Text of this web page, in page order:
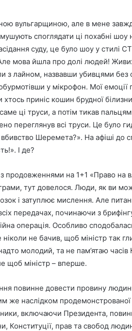
вульгарщиною, але в мене
споглядати ці похабні
суду, це було шоу у стилі
мова йшла про долі людей!
з лайном, назвавши убивцями без
у мікрофон. Мої емоції
приніс кошин брудної білизни
ці труси, а потім тикав
переглянув всі труси. Це було
Шеремета?». На афіші до
І де?
продовженнями на 1+1 «Право на
тут довелося. Люди, як ви
і затуплює мислення. Але
передачах, починаючи з
операція. Особливо
не бачив, щоб міністр так
молодий, та не пам’ятаю
щоб міністр – вперше.
повинне довести провину
же наслідком
включаючи Президента,
Конституції, прав та свобод